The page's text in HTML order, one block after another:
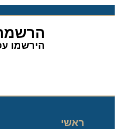
הרשמה
הירשמו
ראשי